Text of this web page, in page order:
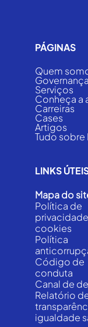
PÁGINAS
Quem
Governança
Serviços
Conheça a
Carreiras
Cases
Artigos
Tudo sobre
LINKS
Mapa do
Política de
cookies
Política
Código de
conduta
Canal de
Relatório
igualdade